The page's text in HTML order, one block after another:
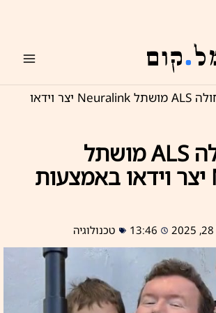
מטורף: חולה ALS מושתל Neuralink יצר וידאו
מטורף: חולה ALS מושתל
Neuralink יצר וידאו באמצעות
13:46 טכנולוגיה